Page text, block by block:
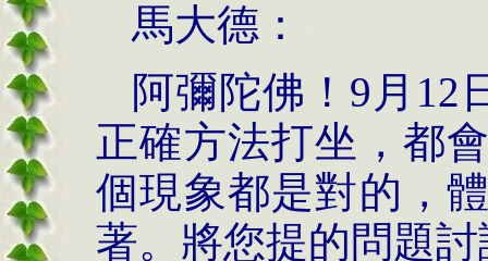
馬大德：
阿彌陀佛！ 9 月 12
正確方法打坐，都
個現象都是對的，
著。將您提的問題